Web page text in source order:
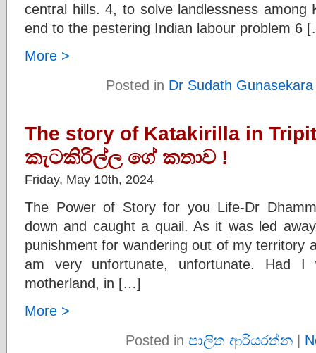
central hills. 4, to solve landlessness among
end to the pestering Indian labour problem 6
More >
Posted in Dr Sudath Gunasekara
The story of Katakirilla in
කැටකිරිල්ල ගේ කතාව !
Friday, May 10th, 2024
The Power of Story for you Life-Dr
down and caught a quail. As it was led
punishment for wandering out of my territory
am very unfortunate, unfortunate. Had
motherland, in […]
More >
Posted in පාලිත ආරියරත්න |